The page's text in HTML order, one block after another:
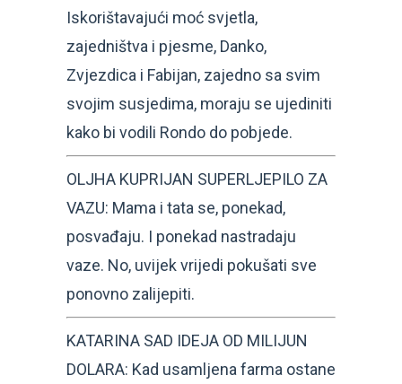
Iskorištavajući moć svjetla,
zajedništva i pjesme, Danko,
Zvjezdica i Fabijan, zajedno sa svim
svojim susjedima, moraju se ujediniti
kako bi vodili Rondo do pobjede.
OLJHA KUPRIJAN SUPERLJEPILO ZA
VAZU: Mama i tata se, ponekad,
posvađaju. I ponekad nastradaju
vaze. No, uvijek vrijedi pokušati sve
ponovno zalijepiti.
KATARINA SAD IDEJA OD MILIJUN
DOLARA: Kad usamljena farma ostane